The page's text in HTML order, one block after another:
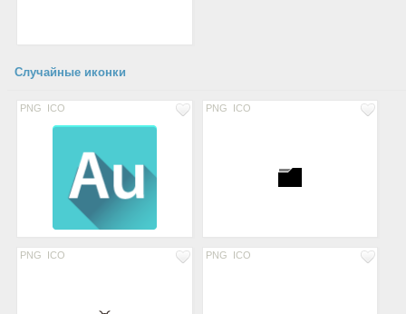
Случайные иконки
PNG ICO PNG ICO
PNG ICO PNG ICO